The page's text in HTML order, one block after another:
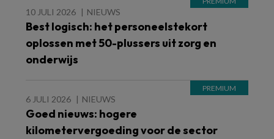
10 JULI 2026 NIEUWS
Best logisch: het personeelstekort
oplossen met 50-plussers uit zorg en
onderwijs
6 JULI 2026 NIEUWS
Goed nieuws: hogere
kilometervergoeding voor de sector